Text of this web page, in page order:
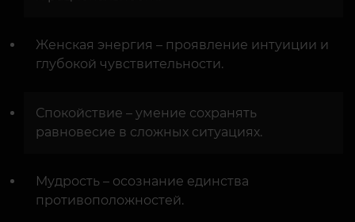
Женская энергия – проявление интуиции и
глубокой чувствительности.
Спокойствие – умение сохранять
равновесие в сложных ситуациях.
Мудрость – осознание единства
противоположностей.